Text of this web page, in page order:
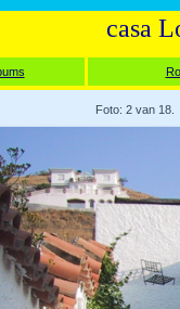
casa
Foto: 2 van 18.